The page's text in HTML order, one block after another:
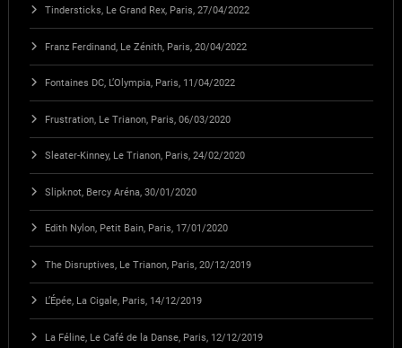
Tindersticks, Le Grand Rex, Paris, 27/04/2022
Franz Ferdinand, Le Zénith, Paris, 20/04/2022
Fontaines DC, L’Olympia, Paris, 11/04/2022
Frustration, Le Trianon, Paris, 06/03/2020
Sleater-Kinney, Le Trianon, Paris, 24/02/2020
Slipknot, Bercy Aréna, 30/01/2020
Edith Nylon, Petit Bain, Paris, 17/01/2020
The Disruptives, Le Trianon, Paris, 20/12/2019
L’Épée, La Cigale, Paris, 14/12/2019
La Féline, Le Café de la Danse, Paris, 12/12/2019